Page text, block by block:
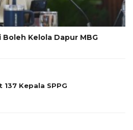
Kelola Dapur MBG
137 Kepala SPPG